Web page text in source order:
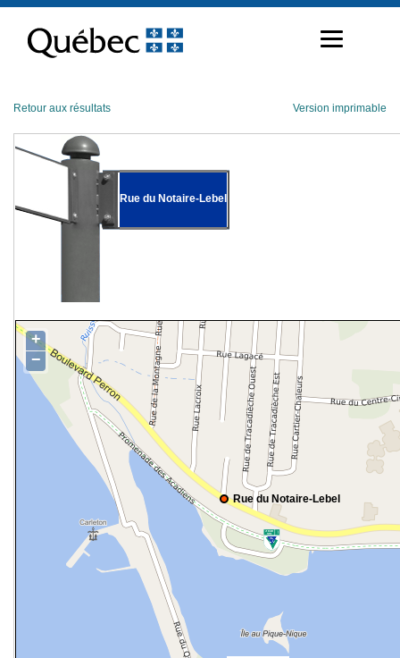
contenu
Retour aux résultats Version imprimable
Rue du Notaire-Lebel
Rue du Notaire-Lebel
+
−